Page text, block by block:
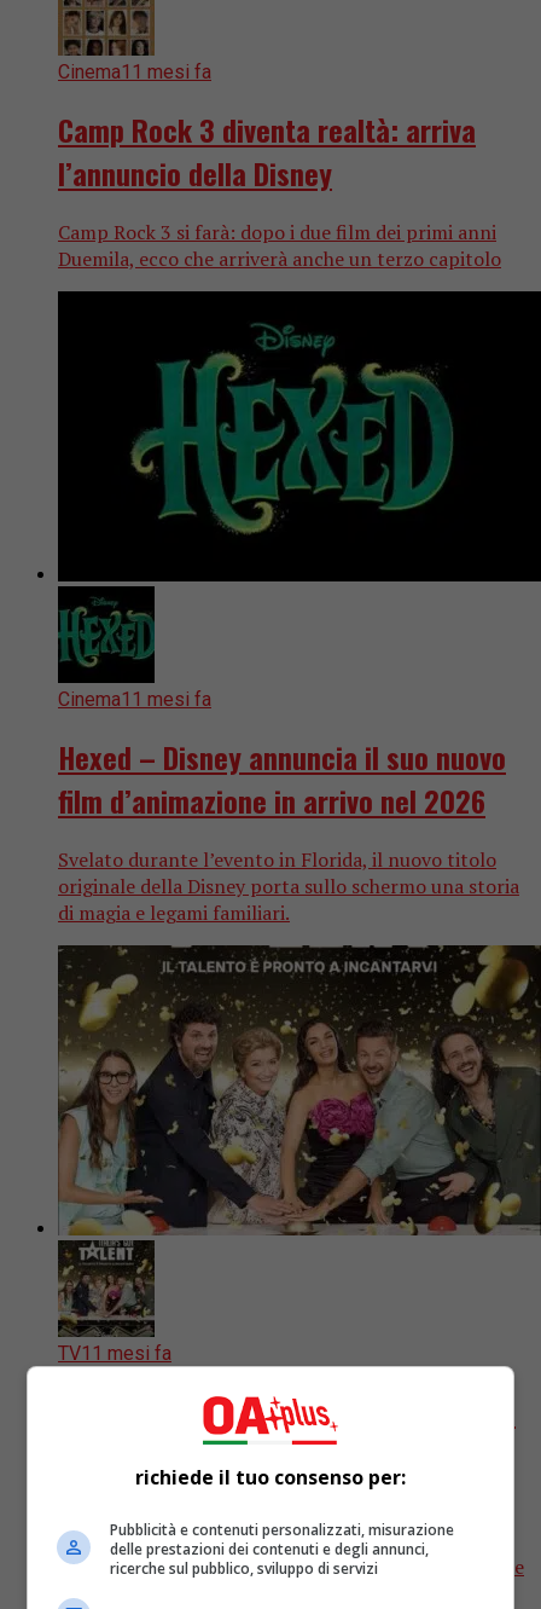
Cinema11 mesi fa
Camp Rock 3 diventa realtà: arriva
l’annuncio della Disney
Camp Rock 3 si farà: dopo i due film dei primi anni
Duemila, ecco che arriverà anche un terzo capitolo
Cinema11 mesi fa
Hexed – Disney annuncia il suo nuovo
film d’animazione in arrivo nel 2026
Svelato durante l’evento in Florida, il nuovo titolo
originale della Disney porta sullo schermo una storia
di magia e legami familiari.
TV11 mesi fa
Questa sera riparte su Disney+ Italia’s
importanti novità, a partire dalla presenza di
Alessandro Cattelan nel ruolo di giudice e dalla finale
trasmessa...
richiede il tuo consenso per:
Pubblicità e contenuti personalizzati, misurazione
delle prestazioni dei contenuti e degli annunci,
ricerche sul pubblico, sviluppo di servizi